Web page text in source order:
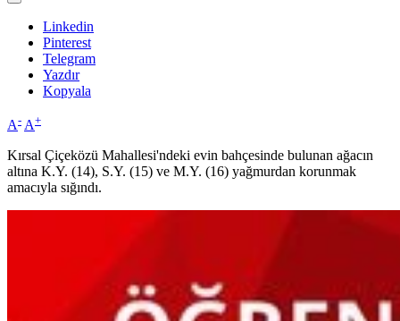
Linkedin
Pinterest
Telegram
Yazdır
Kopyala
A- A+
Kırsal Çiçeközü Mahallesi'ndeki evin bahçesinde bulunan ağacın
altına K.Y. (14), S.Y. (15) ve M.Y. (16) yağmurdan korunmak
amacıyla sığındı.